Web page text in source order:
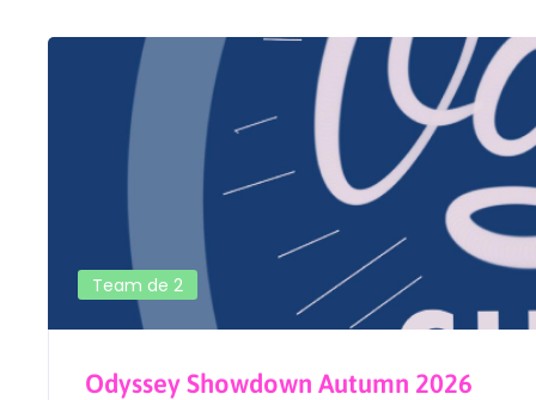
Team de 2
Odyssey Showdown Autumn 2026